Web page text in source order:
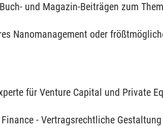
und Magazin-Beiträgen zum
Nanomanagement oder
für Venture Capital und Private
- Vertragsrechtliche